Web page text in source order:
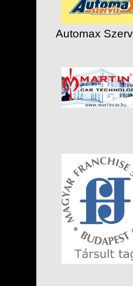
Automax